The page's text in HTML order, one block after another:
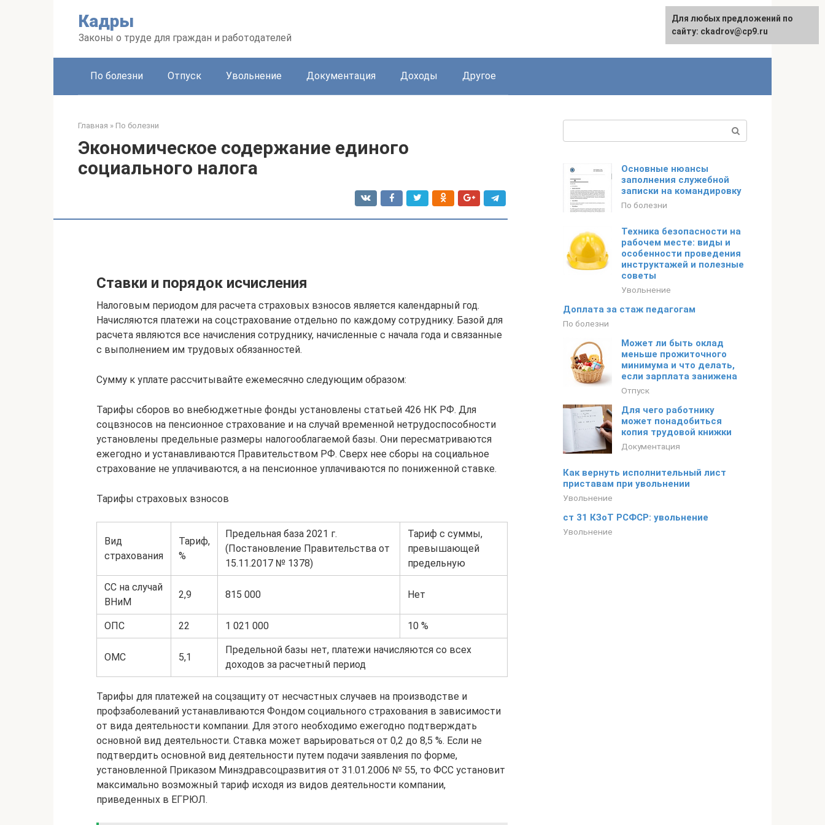
Кадры
Законы о труде для граждан и работодателей
По болезни Отпуск Увольнение Документация Доходы Другое
Главная » По болезни
Экономическое содержание единого
социального налога
Ставки и порядок исчисления
Налоговым периодом для расчета страховых взносов является календарный год.
Начисляются платежи на соцстрахование отдельно по каждому сотруднику. Базой для
расчета являются все начисления сотруднику, начисленные с начала года и связанные
с выполнением им трудовых обязанностей.
Сумму к уплате рассчитывайте ежемесячно следующим образом:
Тарифы сборов во внебюджетные фонды установлены статьей 426 НК РФ. Для
соцвзносов на пенсионное страхование и на случай временной нетрудоспособности
установлены предельные размеры налогооблагаемой базы. Они пересматриваются
ежегодно и устанавливаются Правительством РФ. Сверх нее сборы на социальное
страхование не уплачиваются, а на пенсионное уплачиваются по пониженной ставке.
Тарифы страховых взносов
Вид
страхования
Тариф,
%
Предельная база 2021 г.
(Постановление Правительства от
15.11.2017 № 1378)
Тариф с суммы,
превышающей
предельную
СС на случай
ВНиМ
2,9 815 000 Нет
ОПС 22 1 021 000 10 %
ОМС 5,1
Предельной базы нет, платежи начисляются со всех
доходов за расчетный период
Тарифы для платежей на соцзащиту от несчастных случаев на производстве и
профзаболеваний устанавливаются Фондом социального страхования в зависимости
от вида деятельности компании. Для этого необходимо ежегодно подтверждать
основной вид деятельности. Ставка может варьироваться от 0,2 до 8,5 %. Если не
подтвердить основной вид деятельности путем подачи заявления по форме,
установленной Приказом Минздравсоцразвития от 31.01.2006 № 55, то ФСС установит
максимально возможный тариф исходя из видов деятельности компании,
приведенных в ЕГРЮЛ.
Основные нюансы
заполнения служебной
записки на командировку
По болезни
Техника безопасности на
рабочем месте: виды и
особенности проведения
инструктажей и полезные
советы
Увольнение
Доплата за стаж педагогам
По болезни
Может ли быть оклад
меньше прожиточного
минимума и что делать,
если зарплата занижена
Отпуск
Для чего работнику
может понадобиться
копия трудовой книжки
Документация
Как вернуть исполнительный лист
приставам при увольнении
Увольнение
ст 31 КЗоТ РСФСР: увольнение
Увольнение
Для любых предложений по
сайту: ckadrov@cp9.ru